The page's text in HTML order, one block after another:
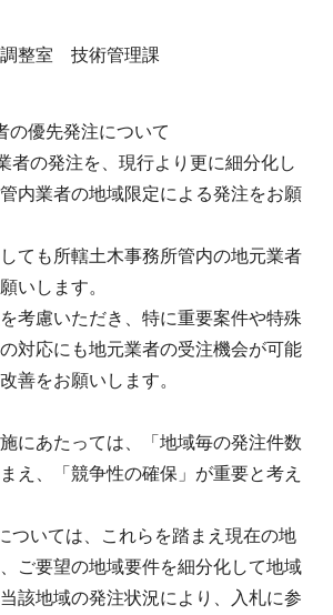
整室 技術管理課
の優先発注について
者の発注を、現行より更に細分化し
内業者の地域限定による発注をお願
ても所轄土木事務所管内の地元業者
いします。
考慮いただき、特に重要案件や特殊
対応にも地元業者の受注機会が可能
善をお願いします。
にあたっては、「地域毎の発注件数
え、「競争性の確保」が重要と考え
ついては、これらを踏まえ現在の地
ご要望の地域要件を細分化して地域
該地域の発注状況により、入札に参